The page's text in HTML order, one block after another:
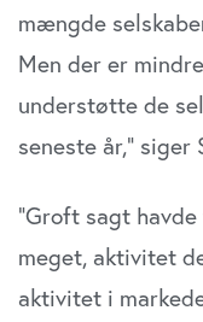
mængde
Men der er
understøtte de
seneste år,” siger
”Groft sagt
meget, aktivitet
aktivitet i